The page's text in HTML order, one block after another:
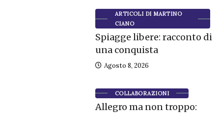
ARTICOLI DI MARTINO
CIANO
Spiagge libere: racconto di
una conquista
Agosto 8, 2026
COLLABORAZIONI
Allegro ma non troppo: